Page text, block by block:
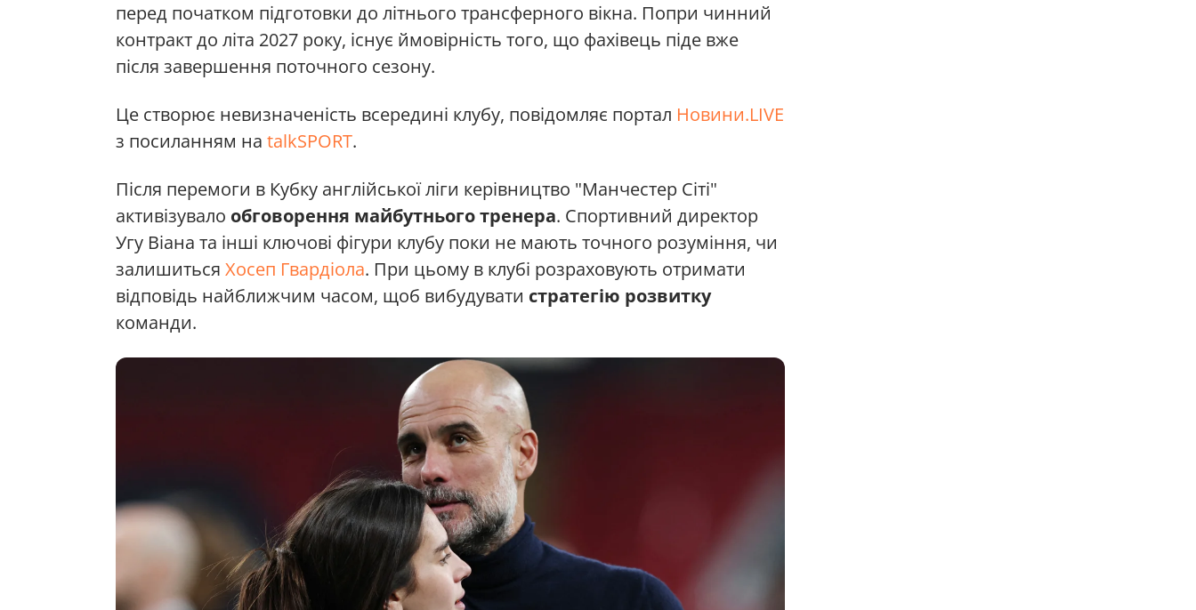
перед початком підготовки до літнього трансферного вікна. Попри чинний
контракт до літа 2027 року, існує ймовірність того, що фахівець піде вже
після завершення поточного сезону.
Це створює невизначеність всередині клубу, повідомляє портал Новини.LIVE
з посиланням на talkSPORT.
Після перемоги в Кубку англійської ліги керівництво "Манчестер Сіті"
активізувало обговорення майбутнього тренера. Спортивний директор
Угу Віана та інші ключові фігури клубу поки не мають точного розуміння, чи
залишиться Хосеп Гвардіола. При цьому в клубі розраховують отримати
відповідь найближчим часом, щоб вибудувати стратегію розвитку
команди.